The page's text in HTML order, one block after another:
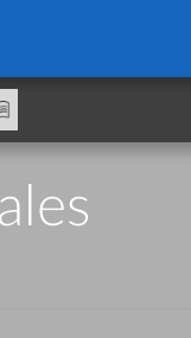
está deshabilitado.